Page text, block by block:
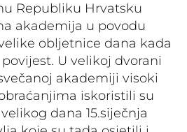
Republiku Hrvatsku
akademija u povodu
obljetnice dana kada
U velikoj dvorani
akademiji visoki
iskoristili su
dana 15.siječnja